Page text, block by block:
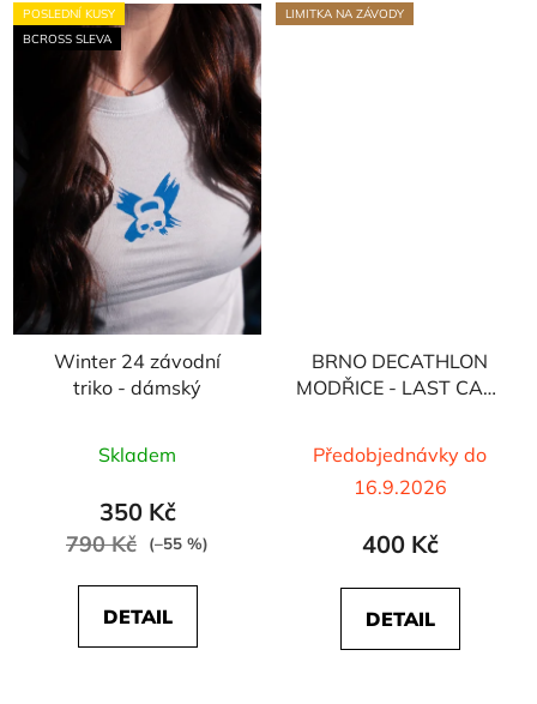
POSLEDNÍ KUSY
BCROSS SLEVA
Winter 24 závodní
triko - dámský
Skladem
350 Kč
790 Kč (–55 %)
DETAIL
LIMITKA NA ZÁVODY
BRNO DECATHLON
MODŘICE - LAST CALL
Předobjednávky do
16.9.2026
400 Kč
DETAIL